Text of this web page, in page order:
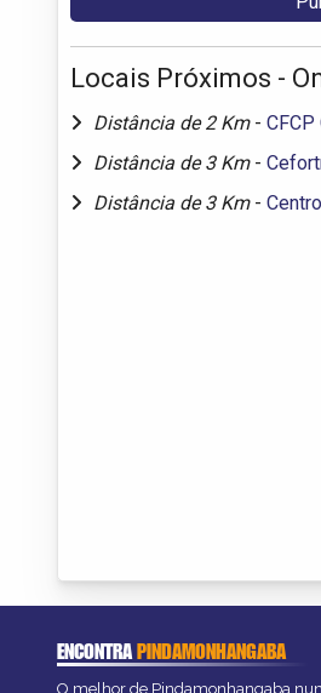
Locais Próximos -
Distância de 2 Km -
Distância de 3 Km -
Distância de 3 Km -
ENCONTRAPINDAMONHANGABA
O melhor de Pindamonhangaba